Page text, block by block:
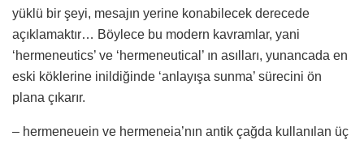
yüklü bir şeyi, mesajın yerine konabilecek derecede
açıklamaktır… Böylece bu modern kavramlar, yani
‘hermeneutics’ ve ‘hermeneutical’ ın asılları, yunancada en
eski köklerine inildiğinde ‘anlayışa sunma’ sürecini ön
plana çıkarır.
– hermeneuein ve hermeneia’nın antik çağda kullanılan üç